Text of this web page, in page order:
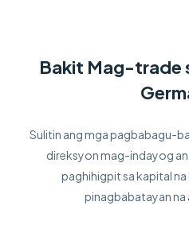
Bakit Mag-trade
Sulitin ang mga pagbabagu-
direksyon mag-indayog
paghihigpit sa kapital
pinagbabatayan na